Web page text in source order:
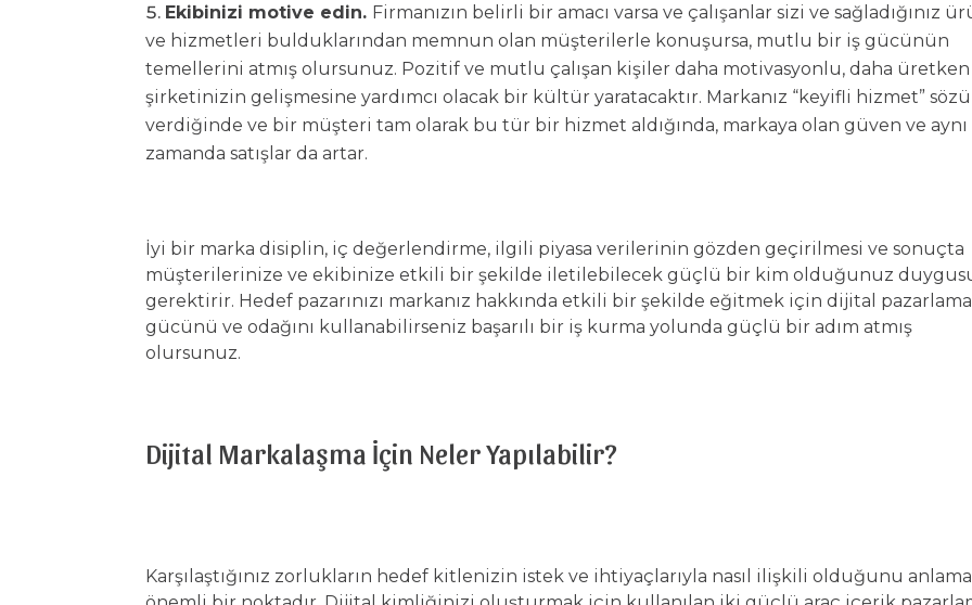
Ekibinizi motive edin. Firmanızın belirli bir amacı varsa ve çalışanlar sizi ve sağladığınız
ve hizmetleri bulduklarından memnun olan müşterilerle konuşursa, mutlu bir iş gücünün
temellerini atmış olursunuz. Pozitif ve mutlu çalışan kişiler daha motivasyonlu, daha
şirketinizin gelişmesine yardımcı olacak bir kültür yaratacaktır. Markanız “keyifli hizmet” sözü
verdiğinde ve bir müşteri tam olarak bu tür bir hizmet aldığında, markaya olan güven ve aynı
zamanda satışlar da artar.
İyi bir marka disiplin, iç değerlendirme, ilgili piyasa verilerinin gözden geçirilmesi ve sonuçta
müşterilerinize ve ekibinize etkili bir şekilde iletilebilecek güçlü bir kim olduğunuz
gerektirir. Hedef pazarınızı markanız hakkında etkili bir şekilde eğitmek için dijital
gücünü ve odağını kullanabilirseniz başarılı bir iş kurma yolunda güçlü bir adım atmış
olursunuz.
Dijital Markalaşma İçin Neler Yapılabilir?
Karşılaştığınız zorlukların hedef kitlenizin istek ve ihtiyaçlarıyla nasıl ilişkili olduğunu